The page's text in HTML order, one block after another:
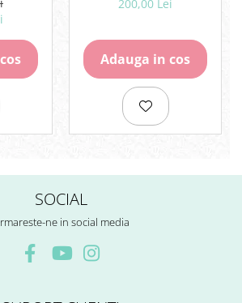
200,00 Lei
Adauga in cos
SOCIAL
ne in social media